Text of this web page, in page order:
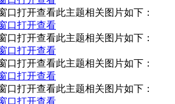
此主题相关图片如下：
此主题相关图片如下：
此主题相关图片如下：
此主题相关图片如下：